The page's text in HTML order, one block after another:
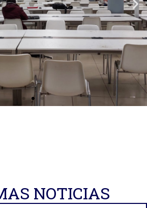
NOTICIAS